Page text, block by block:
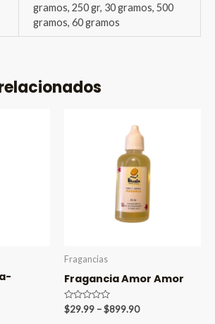
gramos, 250 gr, 30 gramos, 500
gramos, 60 gramos
Fragancias
Fragancia Amor Amor
Valorado
en
$29.99 –$899.90Price